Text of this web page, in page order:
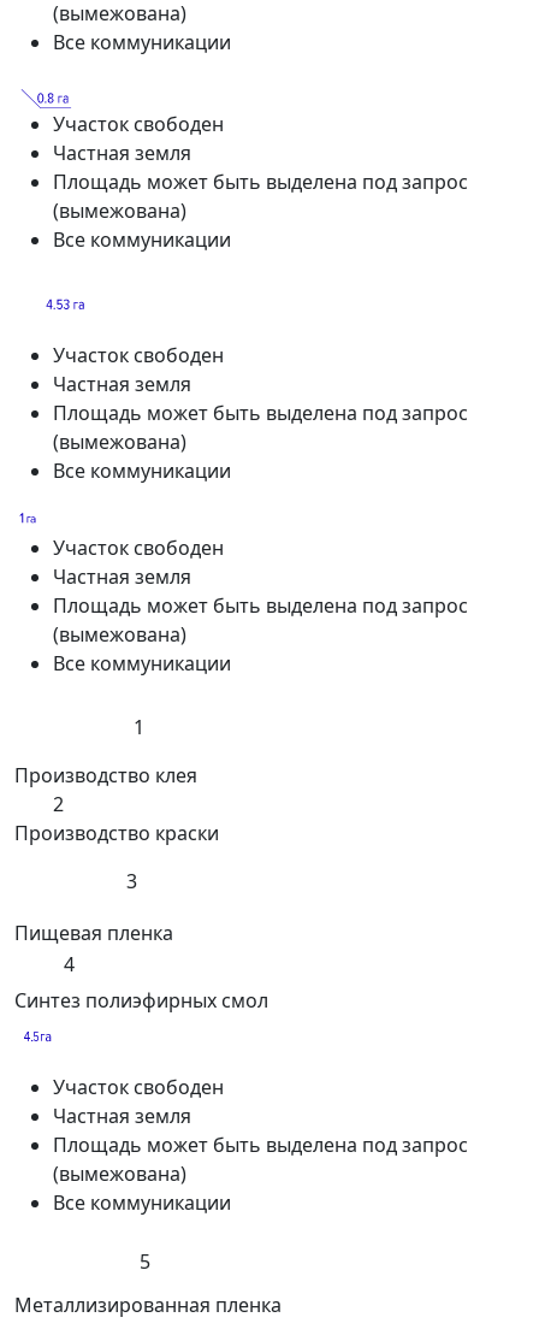
(вымежована)
Все коммуникации
Участок свободен
Частная земля
Площадь может быть выделена под запрос
(вымежована)
Все коммуникации
Участок свободен
Частная земля
Площадь может быть выделена под запрос
(вымежована)
Все коммуникации
Участок свободен
Частная земля
Площадь может быть выделена под запрос
(вымежована)
Все коммуникации
1
Производство клея
2
Производство краски
3
Пищевая пленка
4
Синтез полиэфирных смол
Участок свободен
Частная земля
Площадь может быть выделена под запрос
(вымежована)
Все коммуникации
5
Металлизированная пленка